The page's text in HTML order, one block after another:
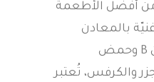
من أفضل الأطعمة
بالمعادن
والكالسيوم والفيتامين B وحمض
والكرفس، تُعتبر